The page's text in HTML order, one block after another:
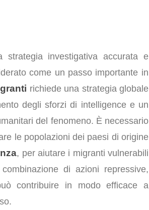
strategia investigativa accurata e
come un passo importante in
richiede una strategia globale
degli sforzi di intelligence e un
del fenomeno. È necessario
le popolazioni dei paesi di origine
, per aiutare i migranti vulnerabili
di azioni repressive,
contribuire in modo efficace a